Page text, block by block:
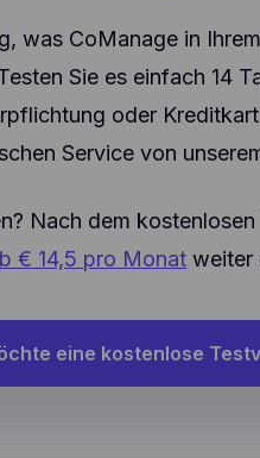
was CoManage in
Sie es einfach 14
oder
Service von
Nach dem
€ 14,5 pro Monat weiter
eine kostenlose